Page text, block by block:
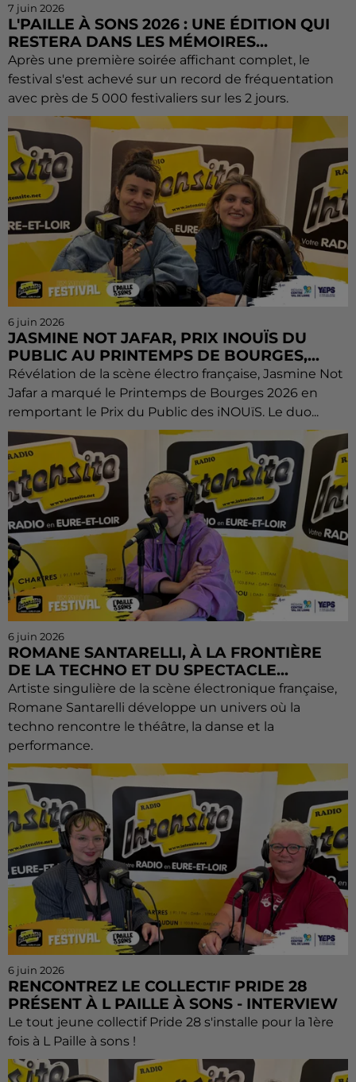
7 juin 2026
L'PAILLE À SONS 2026 : UNE ÉDITION QUI
RESTERA DANS LES MÉMOIRES...
Après une première soirée affichant complet, le
festival s'est achevé sur un record de fréquentation
avec près de 5 000 festivaliers sur les 2 jours.
6 juin 2026
JASMINE NOT JAFAR, PRIX INOUÏS DU
PUBLIC AU PRINTEMPS DE BOURGES,...
Révélation de la scène électro française, Jasmine Not
Jafar a marqué le Printemps de Bourges 2026 en
remportant le Prix du Public des iNOUïS. Le duo...
6 juin 2026
ROMANE SANTARELLI, À LA FRONTIÈRE
DE LA TECHNO ET DU SPECTACLE...
Artiste singulière de la scène électronique française,
Romane Santarelli développe un univers où la
techno rencontre le théâtre, la danse et la
performance.
6 juin 2026
RENCONTREZ LE COLLECTIF PRIDE 28
PRÉSENT À L PAILLE À SONS - INTERVIEW
Le tout jeune collectif Pride 28 s'installe pour la 1ère
fois à L Paille à sons !